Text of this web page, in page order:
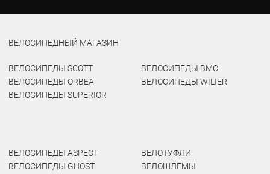
ВЕЛОСИПЕДНЫЙ МАГАЗИН
ВЕЛОСИПЕДЫ SCOTT
ВЕЛОСИПЕДЫ ORBEA
ВЕЛОСИПЕДЫ SUPERIOR
ВЕЛОСИПЕДЫ BMC
ВЕЛОСИПЕДЫ WILIER
ВЕЛОСИПЕДЫ ASPECT
ВЕЛОСИПЕДЫ GHOST
ВЕЛОТУФЛИ
ВЕЛОШЛЕМЫ